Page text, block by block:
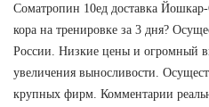
Cоматропин 10ед доставка
кора на тренировке за 3 дня?
России. Низкие цены и огромный
увеличения выносливости.
крупных фирм. Комментарии